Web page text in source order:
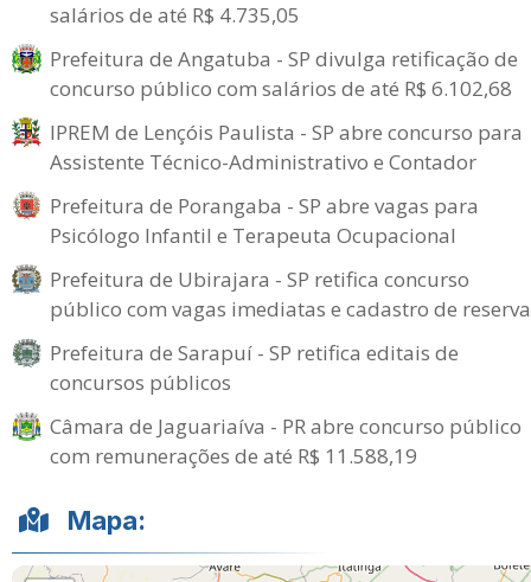
salários de até R$ 4.735,05
Prefeitura de Angatuba - SP divulga retificação de
concurso público com salários de até R$ 6.102,68
IPREM de Lençóis Paulista - SP abre concurso para
Assistente Técnico-Administrativo e Contador
Prefeitura de Porangaba - SP abre vagas para
Psicólogo Infantil e Terapeuta Ocupacional
Prefeitura de Ubirajara - SP retifica concurso
público com vagas imediatas e cadastro de reserva
Prefeitura de Sarapuí - SP retifica editais de
concursos públicos
Câmara de Jaguariaíva - PR abre concurso público
com remunerações de até R$ 11.588,19
Mapa: